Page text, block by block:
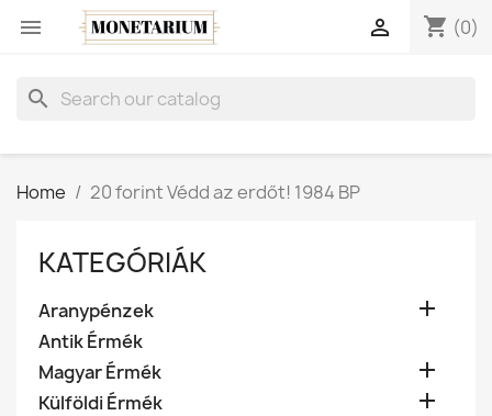
 shopping_cart (0)

search
Home 20 forint Védd az erdőt! 1984 BP
KATEGÓRIÁK
Aranypénzek 
Antik Érmék
Magyar Érmék

Külföldi Érmék 